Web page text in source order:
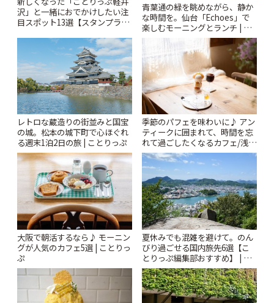
沢」と一緒におでかけしたい注
目スポット13選【スタンプラリ
青葉通の緑を眺めながら、静か
な時間を。仙台「Echoes」で
楽しむモーニングとランチ | こ
とりっぷ
レトロな蔵造りの街並みと国宝
の城。松本の城下町で心ほぐれ
る週末1泊2日の旅 | ことりっぷ
季節のパフェを味わいに♪ アン
ティークに囲まれて、時間を忘
れて過ごしたくなるカフェ/浅草
「annorum cafe」 | ことりっぷ
大阪で朝活するなら♪ モーニン
グが人気のカフェ5選 | ことりっ
ぷ
夏休みでも混雑を避けて。のん
びり過ごせる国内旅先6選【こ
とりっぷ編集部おすすめ】 | こ
とりっぷ